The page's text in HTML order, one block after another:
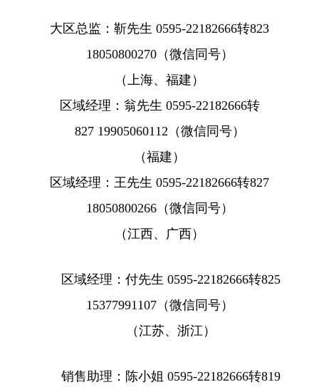
大区总监：靳先生 0595-22182666转823
18050800270（微信同号）
（上海、福建）
区域经理：翁先生 0595-22182666转
827 19905060112（微信同号）
（福建）
区域经理：王先生 0595-22182666转827
18050800266（微信同号）
（江西、广西）
区域经理：付先生 0595-22182666转825
15377991107（微信同号）
（江苏、浙江）
销售助理：陈小姐 0595-22182666转819